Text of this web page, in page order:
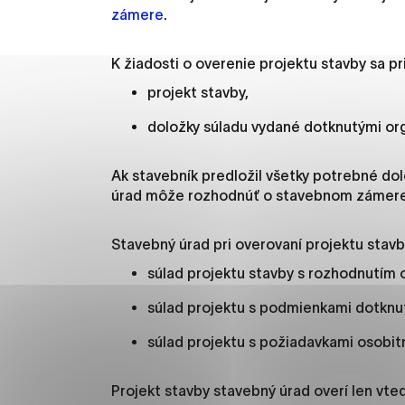
zámere.
K žiadosti o overenie projektu stavby sa
projekt stavby,
doložky súladu vydané dotknutými
Ak stavebník predložil všetky potrebné
úrad môže rozhodnúť o stavebnom
Stavebný úrad pri overovaní projektu
súlad projektu stavby s rozhodnutím
súlad projektu s podmienkami
súlad projektu s požiadavkami
Projekt stavby stavebný úrad overí len
Technické cookies
Technické súbory cookie
stránky. Bez týchto
Analytické cookies
Analytické cookies
možné ich spojiť s